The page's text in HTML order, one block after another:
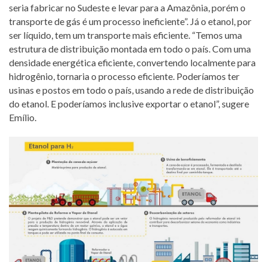
seria fabricar no Sudeste e levar para a Amazônia, porém o
transporte de gás é um processo ineficiente”. Já o etanol, por
ser líquido, tem um transporte mais eficiente. “Temos uma
estrutura de distribuição montada em todo o país. Com uma
densidade energética eficiente, convertendo localmente para
hidrogênio, tornaria o processo eficiente. Poderíamos ter
usinas e postos em todo o país, usando a rede de distribuição
do etanol. E poderíamos inclusive exportar o etanol”, sugere
Emílio.